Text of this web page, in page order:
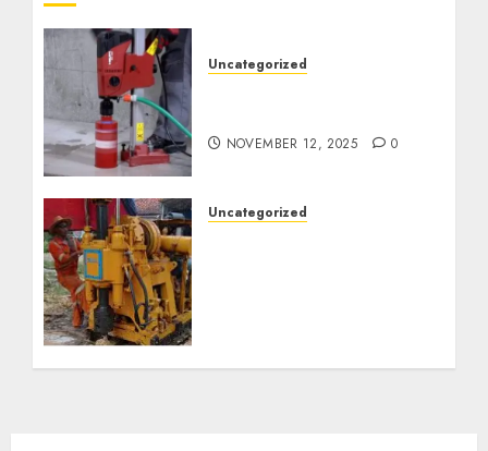
Uncategorized
NOVEMBER 12, 2025 0
Uncategorized